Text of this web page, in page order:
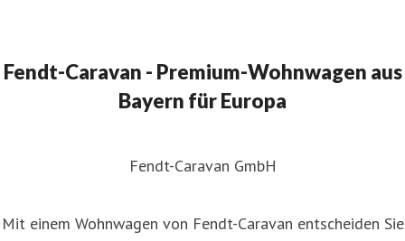
Fendt-Caravan - Premium-Wohnwagen aus
Bayern für Europa
Fendt-Caravan GmbH
Mit einem Wohnwagen von Fendt-Caravan entscheiden Sie